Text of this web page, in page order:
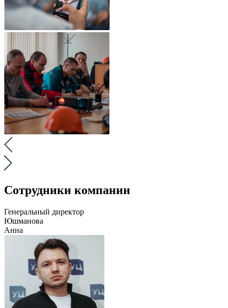
Сотрудники компании
Генеральный директор
Юшманова
Анна